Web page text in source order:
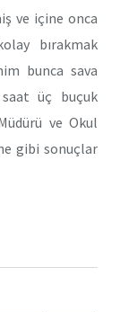
ve içine onca
bırakmak
bunca sava
saat üç buçuk
ve Okul
gibi sonuçlar